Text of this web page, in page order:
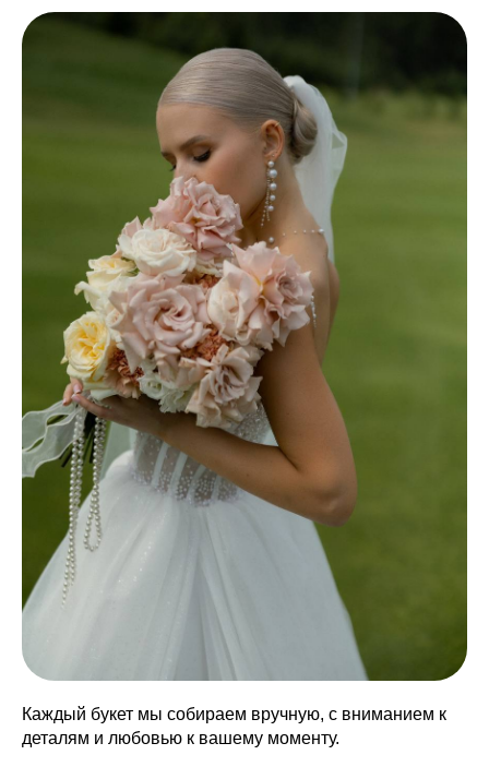
Каждый букет мы собираем вручную, с вниманием к
деталям и любовью к вашему моменту.